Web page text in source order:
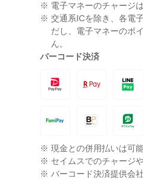
※ 電子マネーのチャージ
※ 交通系ICを除き、各電
だし、電子マネーのポ
ん。
バーコード決済
※ 現金との併用払いは可能
※ セイムスでのチャージ
※ バーコード決済提供会